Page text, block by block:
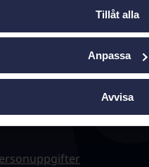
Tillåt alla
Anpassa
Avvisa